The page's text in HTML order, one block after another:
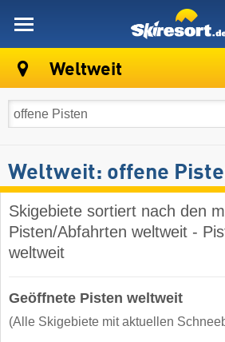
Weltweit
Weltweit: offene
Skigebiete sortiert nach den
Pisten/Abfahrten weltweit -
weltweit
Geöffnete Pisten weltweit
(Alle Skigebiete mit aktuellen